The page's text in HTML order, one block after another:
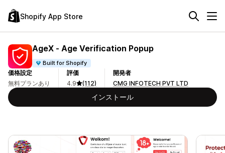
Shopify App Store
AgeX ‑ Age Verification Popup
Built for Shopify
価格設定
無料プランあり
評価
4.9
(112)
開発者
CMG INFOTECH PVT LTD
インストール